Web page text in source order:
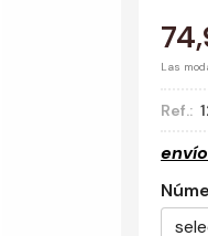
Las
Ref.: